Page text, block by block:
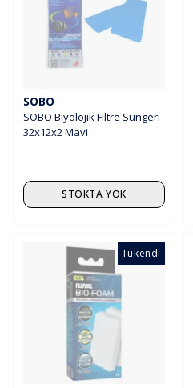
SOBO
SOBO Biyolojik Filtre Süngeri
32x12x2 Mavi
STOKTA YOK
Tükendi